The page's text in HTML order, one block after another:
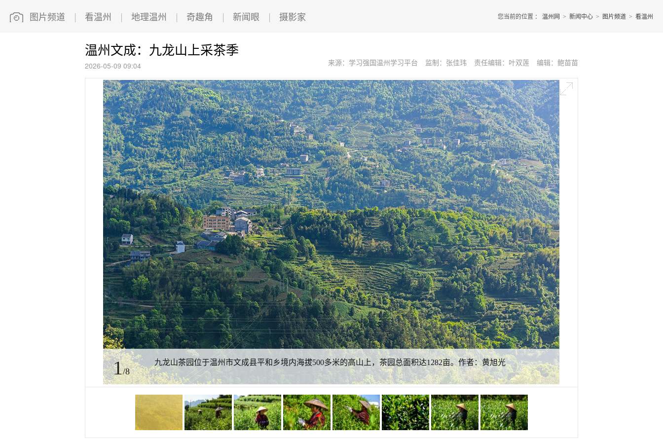
图片频道 看温州 地理温州 奇趣角 新闻眼 摄影家 您当前的位置 ： 温州网 > 新闻中心 > 图片频道 > 看温州
温州文成：九龙山上采茶季
2026-05-09 09:04 来源：学习强国温州学习平台 监制：张佳玮 责任编辑：叶双莲 编辑：鲍苗苗
1/8
九龙山茶园位于温州市文成县平和乡境内海拔500多米的高山上，茶园总面积达1282亩。作者：黄旭光